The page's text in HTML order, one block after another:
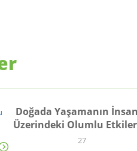
Doğada Yaşamanın
Üzerindeki Olumlu
27